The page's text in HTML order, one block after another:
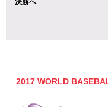
決勝へ
2017 WORLD